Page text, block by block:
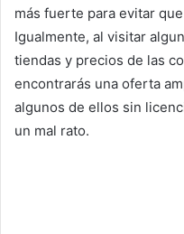
más fuerte para evitar
Igualmente, al visitar
tiendas y precios de las
encontrarás una oferta
algunos de ellos sin
un mal rato.